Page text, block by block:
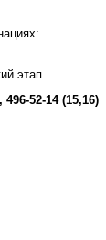
этап.
496-52-14 (15,16)